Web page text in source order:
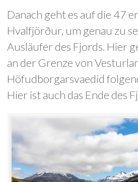
Danach geht es auf die 47
Hvalfjörður, um genau zu
Ausläufer des Fjords. Hier
an der Grenze von
Höfudborgarsvaedid
Hier ist auch das Ende des